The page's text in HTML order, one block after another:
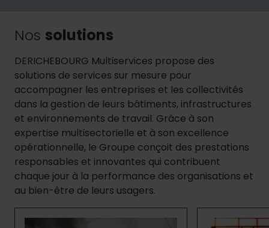
Nos solutions
DERICHEBOURG Multiservices propose des
solutions de services sur mesure pour
accompagner les entreprises et les collectivités
dans la gestion de leurs bâtiments, infrastructures
et environnements de travail. Grâce à son
expertise multisectorielle et à son excellence
opérationnelle, le Groupe conçoit des prestations
responsables et innovantes qui contribuent
chaque jour à la performance des organisations et
au bien-être de leurs usagers.